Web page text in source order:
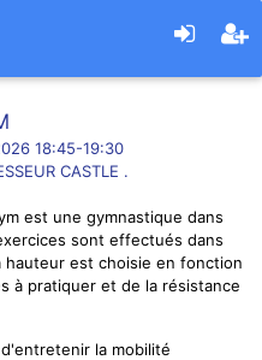
18:45-19:30
CASTLE .
est une gymnastique dans
sont effectués dans
hauteur est choisie en fonction
à pratiquer et de la résistance
la mobilité